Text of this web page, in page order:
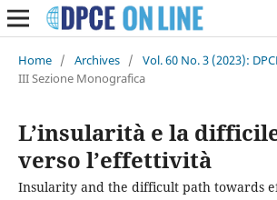
Home / Archives / Vol. 60 No. 3 (2023):
III Sezione Monografica
L’insularità e la
verso l’effettività
Insularity and the difficult path towards